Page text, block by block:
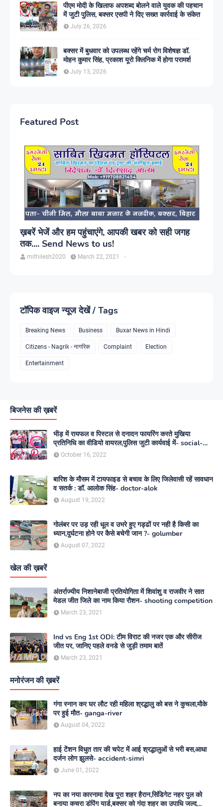
पीएम मोदी के खिलाफ अपशब्द बोलने वाले युवक की पहचान
में जुटी पुलिस, बक्सर एसपी ने दिए सख्त कार्रवाई के संकेत
July 26, 2026
बक्सर में बुधवार को उपलब्ध रहेंगे चर्म रोग विशेषज्ञ डॉ.
मोहन कुमार सिंह, प्रकाश यूरो क्लिनिक में होगा परामर्श
July 13, 2026
Featured Post
ख़बरें भेजें और हम पहुंचाएंगे, आपकी खबर को सही जगह
तक.... Send News to us!
mithilesh2020 -
March 22, 2021
टॉपिक वाइज न्यूज देखें / Tags
Breaking News Business Buxar News in Hindi
Citizens - Nagrik - नागरिक Complaint Election
Entertainment
बिजनेस की ख़बरें
भीड़ में रायफल व पिस्टल से दनादन फायरिंग करते मुखिया
प्रतिनिधि का वीडियो वायरल,पुलिस जुटी कार्यवाई में- social-
media
October 16, 2022
बारिश के मौसम में टायफाइड से बचाव के लिए जिलेवासी रहें सावधान
व सतर्क : डॉ. आलोक सिंह- doctor-alok
August 19, 2022
गोलंबर पर उड़ रही धूल व उभरे हुए गड्ढों पर नही है किसी का
ध्यान,दुर्घटना होने पर कैसे बचेगी जान ?- golumber
August 07, 2022
खेल की ख़बरें
अंतर्राज्यीय निशानेबाजी प्रतियोगिता में शिवांशु व राजवीर ने सात
मेडल जीत जिले का नाम किया रौशन- shooting competition
March 23, 2021
Ind vs Eng 1st ODI: टीम विराट की नजर एक और सीरीज
जीत पर, जानिए पहले वनडे से जुड़ी तमाम बातें
March 23, 2021
मनोरंजन की ख़बरें
गंगा स्नान कर घर लौट रही महिला श्रद्धालु को बस ने कुचला,मौके
पर हुई मौत- ganga-river
August 04, 2022
हाई टेंशन विधुत तार की चपेट में आई श्रद्धालुओं से भरी बस,आधा
दर्जन लोग झुलसे- accident-simri
June 01, 2022
नप का नया कारनामा देख पूरा शहर हैरान,सिंडिगेट नहर पुल को
बनाया कचरा डंपिंग यार्ड,बक्सर को गंदा शहर का उपाधि जल्द